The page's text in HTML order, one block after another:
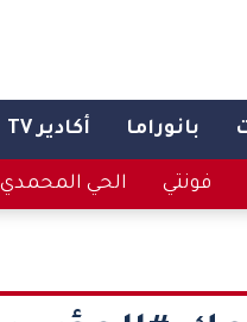
بانوراما أكادير TV
فونتي الحي المحمدي